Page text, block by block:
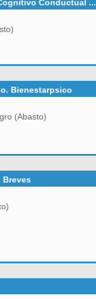
Conductual ...
Bienestarpsico
(Abasto)
Breves